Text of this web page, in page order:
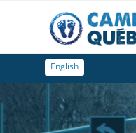
English